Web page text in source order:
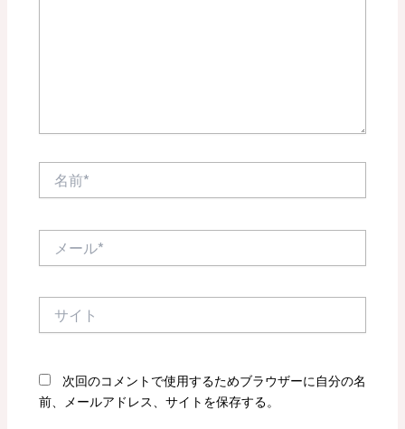
次回のコメントで使用するためブラウザーに自分の名
前、メールアドレス、サイトを保存する。